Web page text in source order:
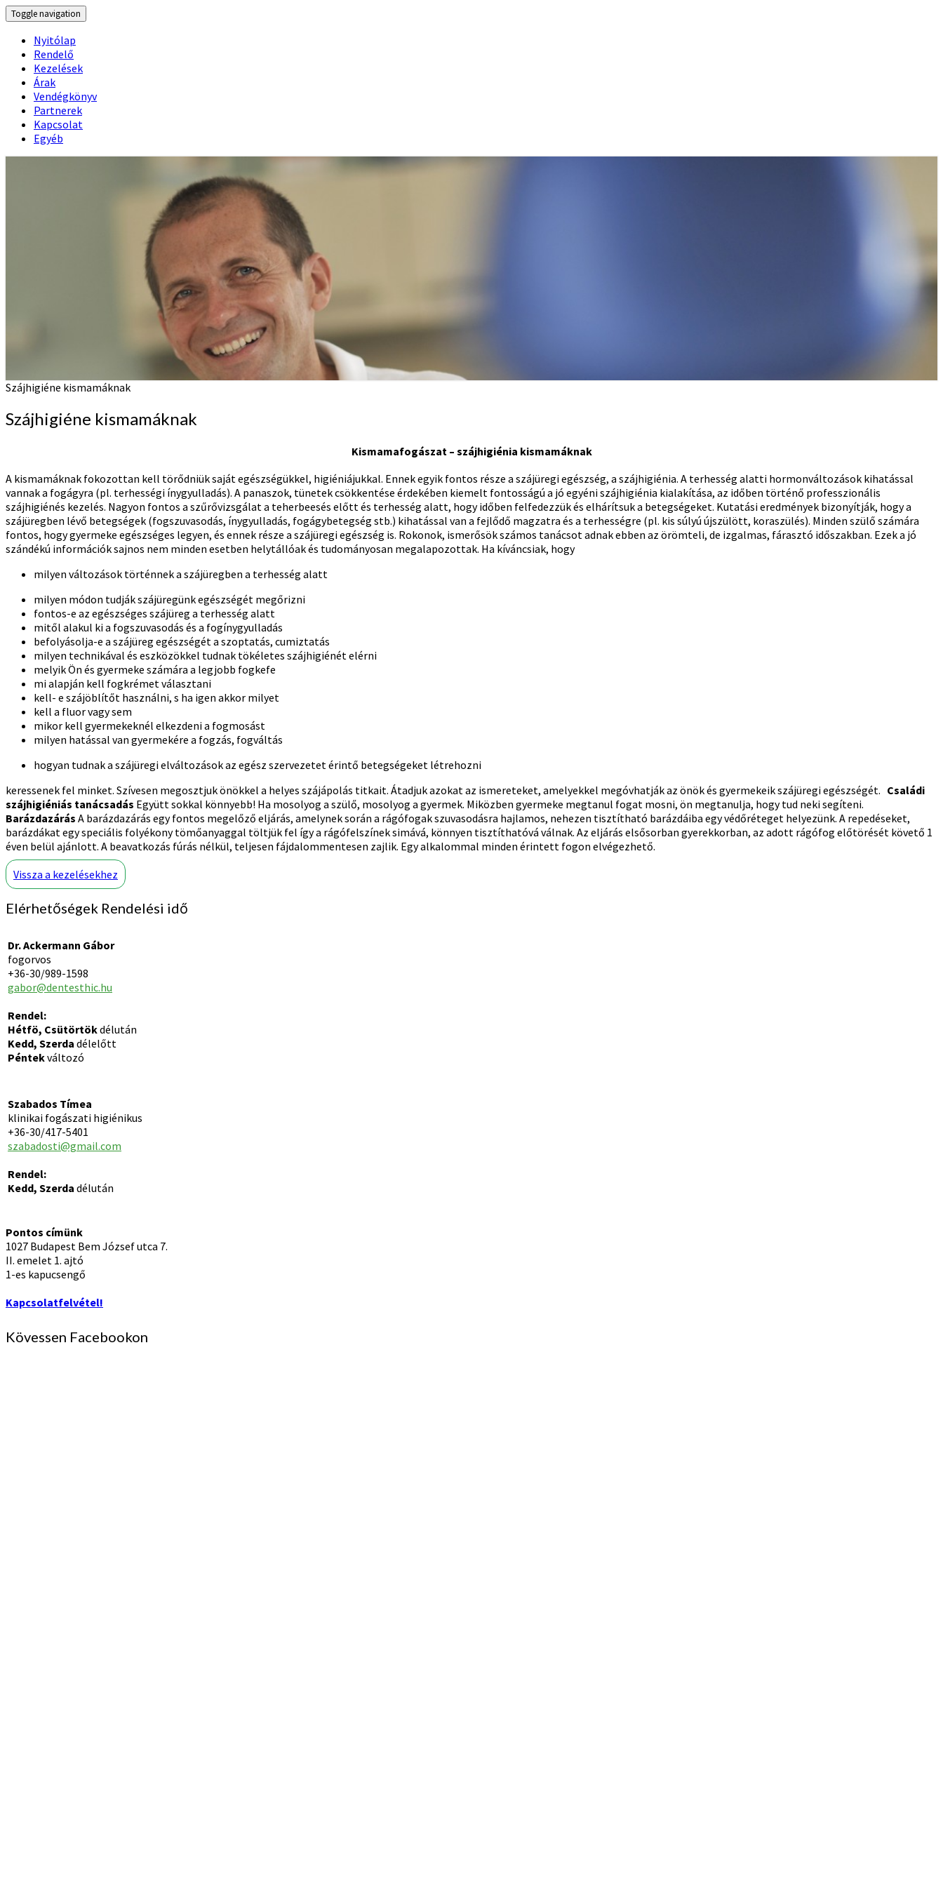
Toggle navigation
Nyitólap
Rendelő
Kezelések
Árak
Vendégkönyv
Partnerek
Kapcsolat
Egyéb
Szájhigiéne kismamáknak
Szájhigiéne kismamáknak
Kismamafogászat – szájhigiénia kismamáknak
A kismamáknak fokozottan kell törődniük saját egészségükkel, higiéniájukkal. Ennek egyik fontos része a szájüregi egészség, a szájhigiénia. A terhesség alatti hormonváltozások kihatással
vannak a fogágyra (pl. terhességi ínygyulladás). A panaszok, tünetek csökkentése érdekében kiemelt fontosságú a jó egyéni szájhigiénia kialakítása, az időben történő professzionális
szájhigiénés kezelés. Nagyon fontos a szűrővizsgálat a teherbeesés előtt és terhesség alatt, hogy időben felfedezzük és elhárítsuk a betegségeket. Kutatási eredmények bizonyítják, hogy a
szájüregben lévő betegségek (fogszuvasodás, ínygyulladás, fogágybetegség stb.) kihatással van a fejlődő magzatra és a terhességre (pl. kis súlyú újszülött, koraszülés). Minden szülő számára
fontos, hogy gyermeke egészséges legyen, és ennek része a szájüregi egészség is. Rokonok, ismerősök számos tanácsot adnak ebben az örömteli, de izgalmas, fárasztó időszakban. Ezek a jó
szándékú információk sajnos nem minden esetben helytállóak és tudományosan megalapozottak. Ha kíváncsiak, hogy
milyen változások történnek a szájüregben a terhesség alatt
milyen módon tudják szájüregünk egészségét megőrizni
fontos-e az egészséges szájüreg a terhesség alatt
mitől alakul ki a fogszuvasodás és a fogínygyulladás
befolyásolja-e a szájüreg egészségét a szoptatás, cumiztatás
milyen technikával és eszközökkel tudnak tökéletes szájhigiénét elérni
melyik Ön és gyermeke számára a legjobb fogkefe
mi alapján kell fogkrémet választani
kell- e szájöblítőt használni, s ha igen akkor milyet
kell a fluor vagy sem
mikor kell gyermekeknél elkezdeni a fogmosást
milyen hatással van gyermekére a fogzás, fogváltás
hogyan tudnak a szájüregi elváltozások az egész szervezetet érintő betegségeket létrehozni
keressenek fel minket. Szívesen megosztjuk önökkel a helyes szájápolás titkait. Átadjuk azokat az ismereteket, amelyekkel megóvhatják az önök és gyermekeik szájüregi egészségét. Családi
szájhigiéniás tanácsadás Együtt sokkal könnyebb! Ha mosolyog a szülő, mosolyog a gyermek. Miközben gyermeke megtanul fogat mosni, ön megtanulja, hogy tud neki segíteni.
Barázdazárás A barázdazárás egy fontos megelőző eljárás, amelynek során a rágófogak szuvasodásra hajlamos, nehezen tisztítható barázdáiba egy védőréteget helyezünk. A repedéseket,
barázdákat egy speciális folyékony tömőanyaggal töltjük fel így a rágófelszínek simává, könnyen tisztíthatóvá válnak. Az eljárás elsősorban gyerekkorban, az adott rágófog előtörését követő 1
éven belül ajánlott. A beavatkozás fúrás nélkül, teljesen fájdalommentesen zajlik. Egy alkalommal minden érintett fogon elvégezhető.
Vissza a kezelésekhez
Elérhetőségek Rendelési idő
Dr. Ackermann Gábor
fogorvos
+36-30/989-1598
gabor@dentesthic.hu
Rendel:
Hétfö, Csütörtökdélután
Kedd, Szerda délelőtt
Péntekváltozó
Szabados Tímea
klinikai fogászati higiénikus
+36-30/417-5401
szabadosti@gmail.com
Rendel:
Kedd, Szerda délután
Pontos címünk
1027 Budapest Bem József utca 7.
II. emelet 1. ajtó
1-es kapucsengő
Kapcsolatfelvétel!
Kövessen Facebookon